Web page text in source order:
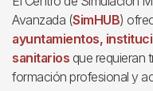
Avanzada (SimHUB)
ayuntamientos,
sanitarios que requieran
formación profesional y